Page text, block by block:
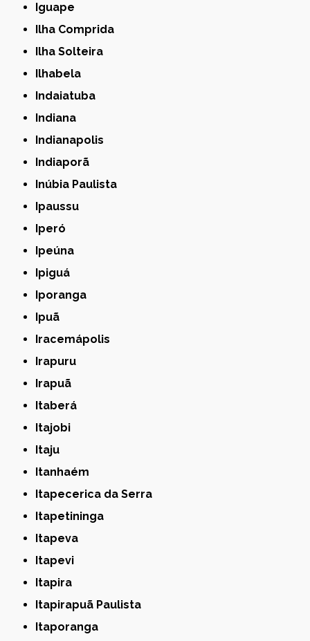
Iguape
Ilha Comprida
Ilha Solteira
Ilhabela
Indaiatuba
Indiana
Indianapolis
Indiaporã
Inúbia Paulista
Ipaussu
Iperó
Ipeúna
Ipiguá
Iporanga
Ipuã
Iracemápolis
Irapuru
Irapuã
Itaberá
Itajobi
Itaju
Itanhaém
Itapecerica da Serra
Itapetininga
Itapeva
Itapevi
Itapira
Itapirapuã Paulista
Itaporanga